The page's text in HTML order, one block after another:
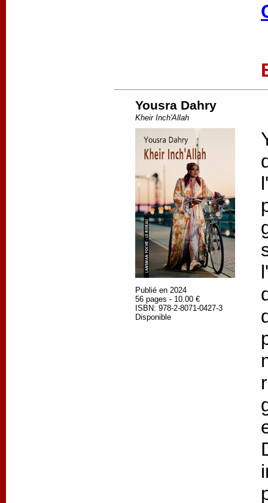
Yousra Dahry
Kheir Inch'Allah
Publié en 2024
56 pages - 10.00 €
ISBN: 978-2-8071-0427-3
Disponible